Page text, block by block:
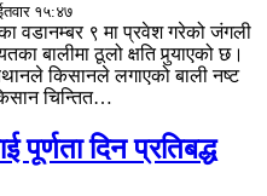
१५:४७
वडानम्बर ९ मा प्रवेश गरेको जंगली
बालीमा ठूलो क्षति पुर्‍याएको छ।
किसानले लगाएको बाली नष्ट
चिन्तित…
दिन प्रतिबद्ध